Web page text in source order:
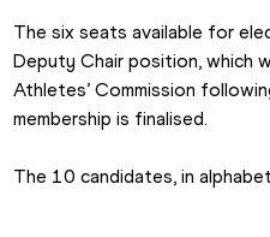
The six seats available for
Deputy Chair position, which
Athletes’ Commission
membership is finalised.
The 10 candidates, in